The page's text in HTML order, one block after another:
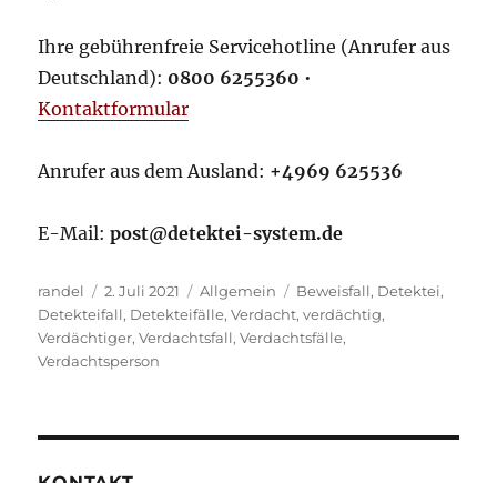
Ihre gebührenfreie Servicehotline (Anrufer aus
Deutschland): 0800 6255360 •
Kontaktformular
Anrufer aus dem Ausland: +4969 625536
E-Mail:post@detektei-system.de
Autor
randel
Veröffentlicht
am
2. Juli 2021 Kategorien
Allgemein Schlagwörter
Beweisfall, Detektei,
Detekteifall, Detekteifälle,Verdacht,verdächtig,
Verdächtiger,Verdachtsfall,Verdachtsfälle,
Verdachtsperson